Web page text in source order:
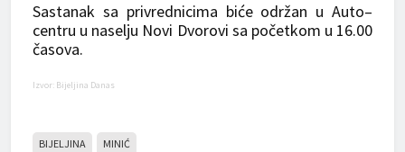
Sastanak sa privrednicima biće održan u Auto–
centru u naselju Novi Dvorovi sa početkom u 16.00
časova.
Izvor: Bijeljina Danas
BIJELJINA MINIĆ